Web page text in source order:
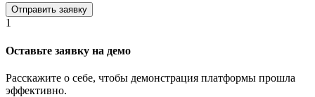
1
Оставьте заявку на демо
Расскажите о себе, чтобы демонстрация платформы прошла
эффективно.